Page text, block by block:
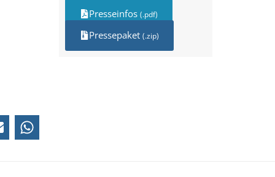
Presseinfos (.pdf)
Pressepaket (.zip)